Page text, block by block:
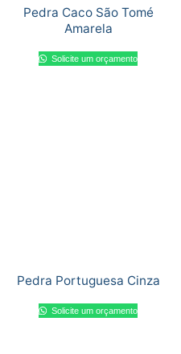
Pedra Caco São Tomé
Amarela
Solicite um orçamento
Pedra Portuguesa Cinza
Solicite um orçamento